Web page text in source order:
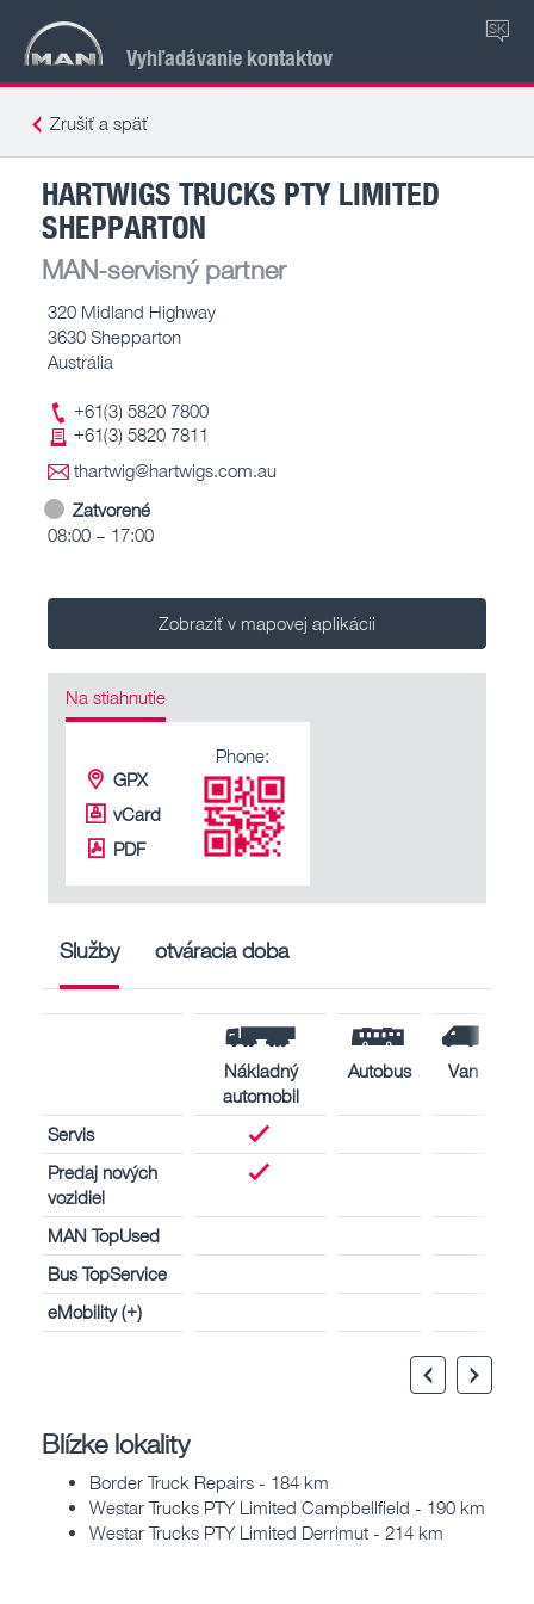
Vyhľadávanie kontaktov
SK
Zrušiť a späť
HARTWIGS TRUCKS PTY LIMITED
SHEPPARTON
MAN-servisný partner
320 Midland Highway
3630 Shepparton
Austrália
+61(3) 5820 7800
+61(3) 5820 7811
thartwig@hartwigs.com.au
Zatvorené
08:00 – 17:00
Zobraziť v mapovej aplikácii
Na stiahnutie
GPX
vCard
PDF
Phone:
Služby otváracia doba
Nákladný
automobil
Autobus Van
Servis
Predaj nových
vozidiel
MAN TopUsed
Bus TopService
eMobility (+)
Blízke lokality
Border Truck Repairs - 184 km
Westar Trucks PTY Limited Campbellfield - 190 km
Westar Trucks PTY Limited Derrimut - 214 km